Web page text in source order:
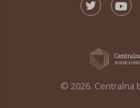
© 2026. Centralna